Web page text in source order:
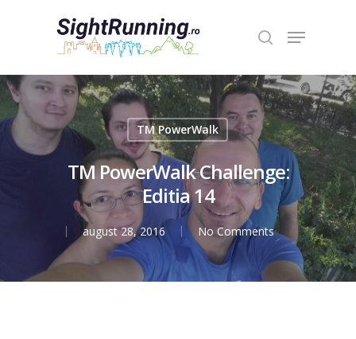
Hit enter to search or ESC to close
TM PowerWalk
TM PowerWalk Challenge:
Editia 14
august 28, 2016 No Comments